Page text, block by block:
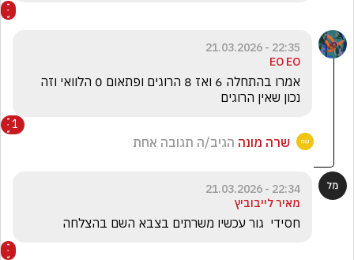
22:35 - 21.03.2026
EO EO
נכון שאין הרוגים
1
שרה מונה הגיב/ה תגובה אחת
22:34 - 21.03.2026
מאיר לייבוביץ
חסידי  גור עכשיו משרתים בצבא השם בהצלחה